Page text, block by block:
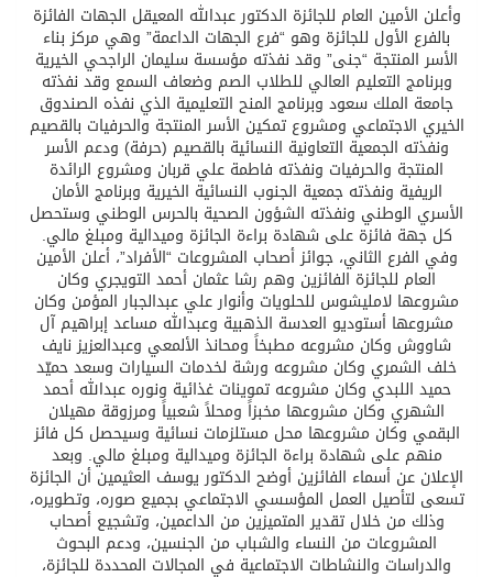
وأعلن الأمين العام للجائزة الدكتور عبدالله المعيقل الجهات الفائزة
بالفرع الأول للجائزة وهو “فرع الجهات الداعمة” وهي مركز بناء
الأسر المنتجة “جنى” وقد نفذته مؤسسة سليمان الراجحي الخيرية
وبرنامج التعليم العالي للطلاب الصم وضعاف السمع وقد نفذته
جامعة الملك سعود وبرنامج المنح التعليمية الذي نفذه الصندوق
الخيري الاجتماعي ومشروع تمكين الأسر المنتجة والحرفيات بالقصيم
ونفذته الجمعية التعاونية النسائية بالقصيم (حرفة) ودعم الأسر
المنتجة والحرفيات ونفذته فاطمة علي قربان ومشروع الرائدة
الريفية ونفذته جمعية الجنوب النسائية الخيرية وبرنامج الأمان
الأسري الوطني ونفذته الشؤون الصحية بالحرس الوطني وستحصل
كل جهة فائزة على شهادة براءة الجائزة وميدالية ومبلغ مالي.
وفي الفرع الثاني، جوائز أصحاب المشروعات “الأفراد”، أعلن الأمين
العام للجائزة الفائزين وهم رشا عثمان أحمد التويجري وكان
مشروعها لامليشوس للحلويات وأنوار علي عبدالجبار المؤمن وكان
مشروعها أستوديو العدسة الذهبية وعبدالله مساعد إبراهيم آل
شاووش وكان مشروعه مطبخاً ومحانذ الألمعي وعبدالعزيز نايف
خلف الشمري وكان مشروعه ورشة لخدمات السيارات وسعد حميّد
حميد اللبدي وكان مشروعه تموينات غذائية ونوره عبدالله أحمد
الشهري وكان مشروعها مخبزاً ومحلاً شعبياً ومرزوقة مهيلان
البقمي وكان مشروعها محل مستلزمات نسائية وسيحصل كل فائز
منهم على شهادة براءة الجائزة وميدالية ومبلغ مالي. وبعد
الإعلان عن أسماء الفائزين أوضح الدكتور يوسف العثيمين أن الجائزة
تسعى لتأصيل العمل المؤسسي الاجتماعي بجميع صوره، وتطويره،
وذلك من خلال تقدير المتميزين من الداعمين، وتشجيع أصحاب
المشروعات من النساء والشباب من الجنسين، ودعم البحوث
والدراسات والنشاطات الاجتماعية في المجالات المحددة للجائزة،